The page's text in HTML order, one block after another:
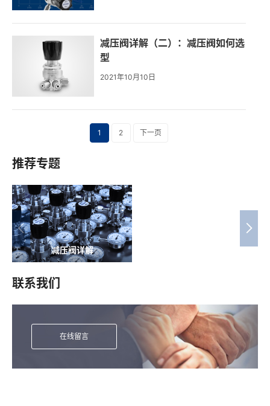
减压阀详解（二）：减压阀如何选
型
2021年10月10日
1 2 下一页
推荐专题
减压阀详解
联系我们
在线留言